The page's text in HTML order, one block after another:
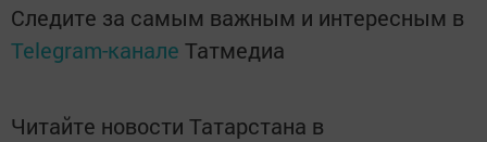
Следите за самым важным и интересным в
Telegram-канале Татмедиа
Читайте новости Татарстана в